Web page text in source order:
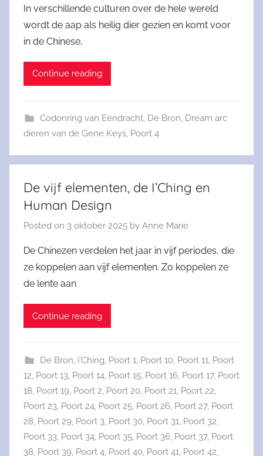
In verschillende culturen over de hele wereld
wordt de aap als heilig dier gezien en komt voor
in de Chinese,
Continue reading
Codonring van Eendracht, De Bron Dream arc
dieren van de Gene Keys Poort 4
De vijf elementen, de I’Ching en
Human Design
Posted on 3 oktober 2025 by Anne Marie
De Chinezen verdelen het jaar in vijf periodes, die
ze koppelen aan vijf elementen. Zo koppelen ze
de lente aan
Continue reading
De Bron, i'Ching, Poort 1, Poort 10, Poort 11, Poort
12, Poort 13, Poort 14, Poort 15, Poort 16, Poort 17, Poort
18, Poort 19, Poort 2, Poort 20, Poort 21, Poort 22,
Poort 23, Poort 24, Poort 25, Poort 26, Poort 27, Poort
28, Poort 29, Poort 3, Poort 30, Poort 31, Poort 32,
Poort 33, Poort 34, Poort 35, Poort 36, Poort 37, Poort
38, Poort 39, Poort 4, Poort 40, Poort 41, Poort 42,